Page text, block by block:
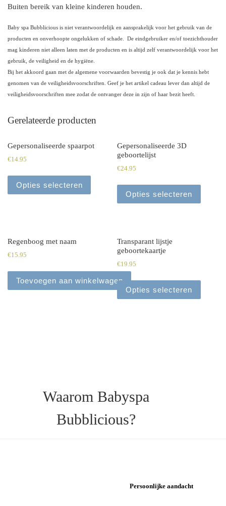
Buiten bereik van kleine kinderen houden.
Baby spa Bubblicious is niet verantwoordelijk en aansprakelijk voor het gebruik van de
producten en onverhoopte ongelukken of schade. De eindgebruiker en/of toezichthouder
mag kinderen niet alleen laten met de producten en is altijd zelf verantwoordelijk voor het
gebruik, de veiligheid en de hygiëne.
Bij het akkoord gaan met de algemene voorwaarden bevestig je ook dat je kennis hebt
genomen van de veiligheidsvoorschriften. Geef je het artikel cadeau lever dan altijd de
veiligheidsvoorschriften mee zodat de ontvanger deze in zijn of haar bezit heeft.
Gerelateerde producten
Gepersonaliseerde spaarpot
€14.95
Opties selecteren
Gepersonaliseerde 3D
geboortelijst
€24.95
Opties selecteren
Regenboog met naam
€15.95
Toevoegen aan winkelwagen
Transparant lijstje
geboortekaartje
€19.95
Opties selecteren
Waarom Babyspa
Bubblicious?
Persoonlijke aandacht